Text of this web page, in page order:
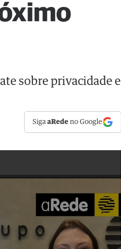
sobre privacidade e
SigaaRede no Google